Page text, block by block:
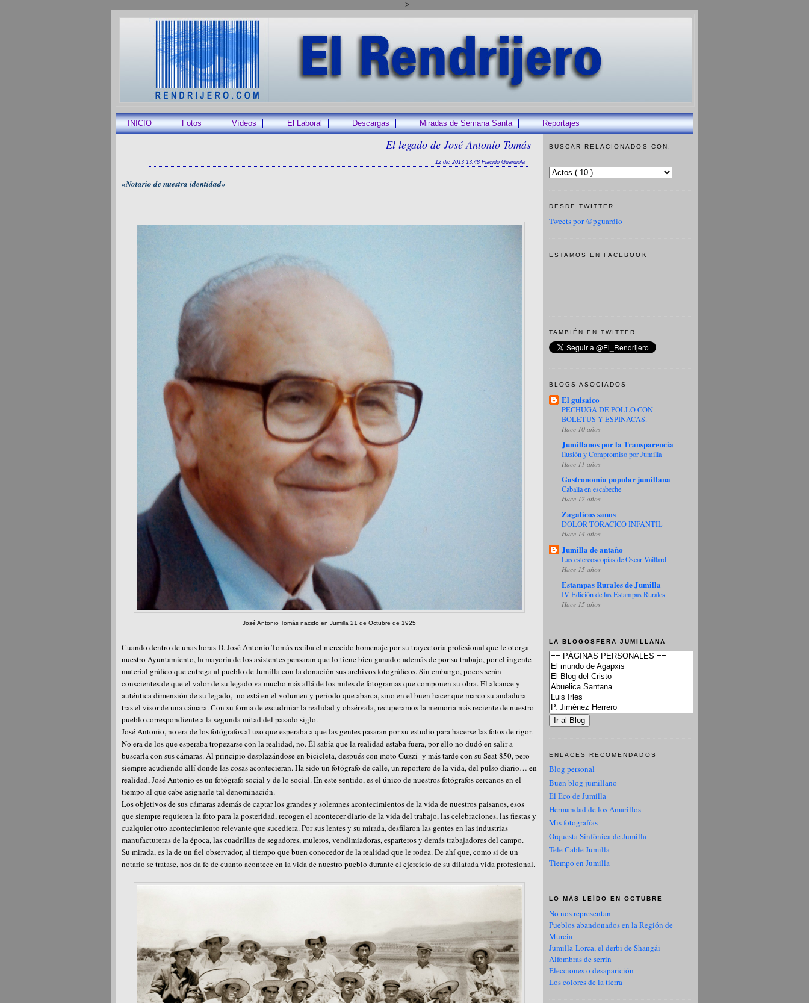
-->
INICIO Fotos Vídeos El Laboral Descargas Miradas de Semana Santa Reportajes
El legado de José Antonio Tomás
12 dic 2013 13:48 Placido Guardiola
«Notario de nuestra identidad»
José Antonio Tomás nacido en Jumilla 21 de Octubre de 1925
Cuando dentro de unas horas D. José Antonio Tomás reciba el merecido homenaje por su trayectoria profesional que le otorga
nuestro Ayuntamiento, la mayoría de los asistentes pensaran que lo tiene bien ganado; además de por su trabajo, por el ingente
material gráfico que entrega al pueblo de Jumilla con la donación sus archivos fotográficos. Sin embargo, pocos serán
conscientes de que el valor de su legado va mucho más allá de los miles de fotogramas que componen su obra. El alcance y
auténtica dimensión de su legado, no está en el volumen y periodo que abarca, sino en el buen hacer que marco su andadura
tras el visor de una cámara. Con su forma de escudriñar la realidad y obsérvala, recuperamos la memoria más reciente de nuestro
pueblo correspondiente a la segunda mitad del pasado siglo.
José Antonio, no era de los fotógrafos al uso que esperaba a que las gentes pasaran por su estudio para hacerse las fotos de rigor.
No era de los que esperaba tropezarse con la realidad, no. Él sabía que la realidad estaba fuera, por ello no dudó en salir a
buscarla con sus cámaras. Al principio desplazándose en bicicleta, después con moto Guzzi y más tarde con su Seat 850, pero
siempre acudiendo allí donde las cosas acontecieran. Ha sido un fotógrafo de calle, un reportero de la vida, del pulso diario… en
realidad, José Antonio es un fotógrafo social y de lo social. En este sentido, es el único de nuestros fotógrafos cercanos en el
tiempo al que cabe asignarle tal denominación.
Los objetivos de sus cámaras además de captar los grandes y solemnes acontecimientos de la vida de nuestros paisanos, esos
que siempre requieren la foto para la posteridad, recogen el acontecer diario de la vida del trabajo, las celebraciones, las fiestas y
cualquier otro acontecimiento relevante que sucediera. Por sus lentes y su mirada, desfilaron las gentes en las industrias
manufactureras de la época, las cuadrillas de segadores, muleros, vendimiadoras, esparteros y demás trabajadores del campo.
Su mirada, es la de un fiel observador, al tiempo que buen conocedor de la realidad que le rodea. De ahí que, como si de un
notario se tratase, nos da fe de cuanto acontece en la vida de nuestro pueblo durante el ejercicio de su dilatada vida profesional.
BUSCAR RELACIONADOS CON:
DESDE TWITTER
Tweets por @pguardio
ESTAMOS EN FACEBOOK
TAMBIÉN EN TWITTER
BLOGS ASOCIADOS
El guisaico
PECHUGA DE POLLO CON
BOLETUS Y ESPINACAS.
Hace 10 años
Jumillanos por la Transparencia
Ilusión y Compromiso por Jumilla
Hace 11 años
Gastronomía popular jumillana
Caballa en escabeche
Hace 12 años
Zagalicos sanos
DOLOR TORACICO INFANTIL
Hace 14 años
Jumilla de antaño
Las estereoscopías de Oscar Vaillard
Hace 15 años
Estampas Rurales de Jumilla
IV Edición de las Estampas Rurales
Hace 15 años
LA BLOGOSFERA JUMILLANA
ENLACES RECOMENDADOS
Blog personal
Buen blog jumillano
El Eco de Jumilla
Hermandad de los Amarillos
Mis fotografías
Orquesta Sinfónica de Jumilla
Tele Cable Jumilla
Tiempo en Jumilla
LO MÁS LEÍDO EN OCTUBRE
No nos representan
Pueblos abandonados en la Región de
Murcia
Jumilla-Lorca, el derbi de Shangái
Alfombras de serrín
Elecciones o desaparición
Los colores de la tierra